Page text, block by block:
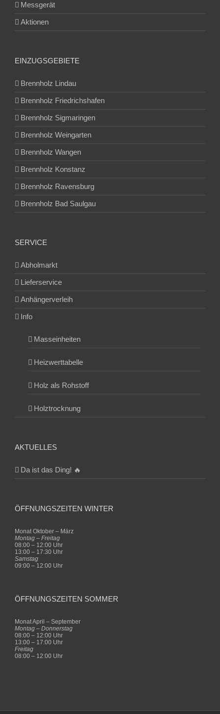
Messgerät
Aktionen
EINZUGSGEBIETE
Brennholz Lindau
Brennholz Friedrichshafen
Brennholz Sigmaringen
Brennholz Weingarten
Brennholz Wangen
Brennholz Konstanz
Brennholz Ravensburg
Brennholz Bad Saulgau
SERVICE
Abholmarkt
Lieferservice
Anhängerverleih
Info
Masseinheiten
Heizwerttabelle
Holz als Rohstoff
Holztrocknung
AKTUELLES
Da ist das Ding! 🔥
ÖFFNUNGSZEITEN WINTER
Monat Oktober – März
Montag – Freitag
08:00 – 12:00 Uhr
13:00 – 17:30 Uhr
Samstag
09:00 – 12:00 Uhr
ÖFFNUNGSZEITEN SOMMER
Monat April – September
Montag – Donnerstag
08:00 – 12:00 Uhr
13:00 – 17:00 Uhr
Freitag
08:00 – 12:00 Uhr